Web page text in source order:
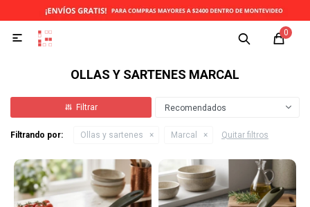
0

OLLAS Y SARTENES MARCAL
Recomendados
Filtrando por: Ollas y sartenes Marcal Quitar filtros